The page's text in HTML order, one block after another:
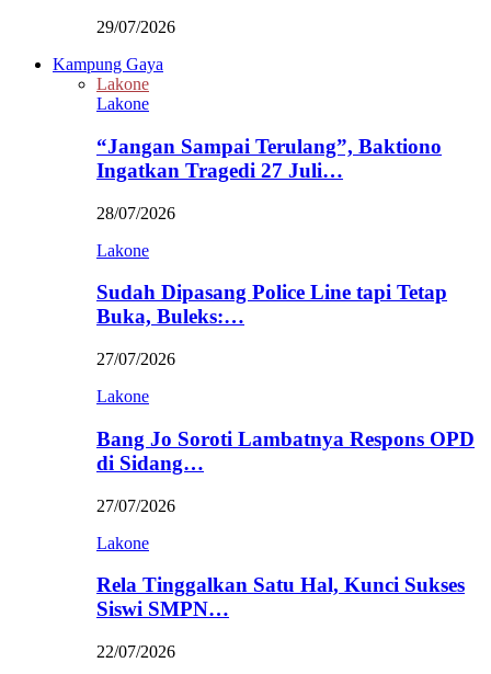
29/07/2026
Kampung Gaya
Lakone
Lakone
“Jangan Sampai Terulang”, Baktiono
Ingatkan Tragedi 27 Juli…
28/07/2026
Lakone
Sudah Dipasang Police Line tapi Tetap
Buka, Buleks:…
27/07/2026
Lakone
Bang Jo Soroti Lambatnya Respons OPD
di Sidang…
27/07/2026
Lakone
Rela Tinggalkan Satu Hal, Kunci Sukses
Siswi SMPN…
22/07/2026